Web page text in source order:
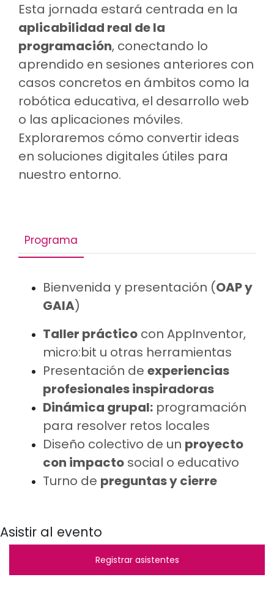
Esta jornada estará centrada en la
aplicabilidad real de la
programación, conectando lo
aprendido en sesiones anteriores con
casos concretos en ámbitos como la
robótica educativa, el desarrollo web
o las aplicaciones móviles.
Exploraremos cómo convertir ideas
en soluciones digitales útiles para
nuestro entorno.
Programa
Bienvenida y presentación (OAP y
GAIA)
Taller práctico con AppInventor,
micro:bit u otras herramientas
Presentación de experiencias
profesionales inspiradoras
Dinámica grupal: programación
para resolver retos locales
Diseño colectivo de un proyecto
con impacto social o educativo
Turno de preguntas y cierre
Asistir al evento